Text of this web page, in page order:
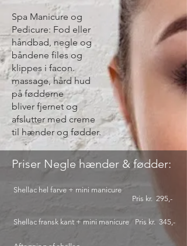
Spa Manicure og
Pedicure: Fod eller
håndbad, negle og
båndene files og
klippes i facon.
massage, hård hud
på fødderne
bliver fjernet og
afslutter med creme
til hænder og fødder.
Priser Negle hænder & fødder:
Shellac hel farve + mini manicure
Pris kr. 295,-
Shellac fransk kant + mini manicure Pris kr. 345,-